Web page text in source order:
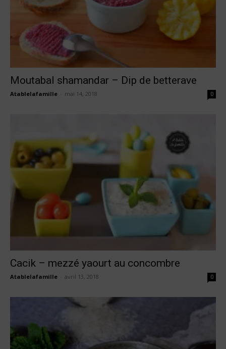
Moutabal shamandar – Dip de betterave
Atablelafamille mai 14, 2018 0
Cacik – mezzé yaourt au concombre
Atablelafamille avril 13, 2018 0